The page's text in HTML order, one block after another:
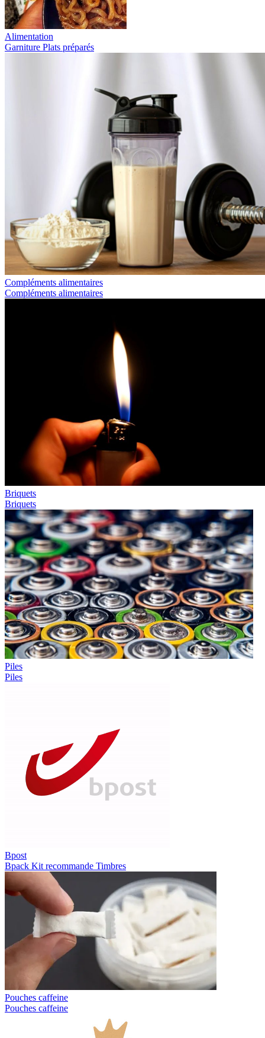
Alimentation
Garniture Plats préparés
Compléments alimentaires
Compléments alimentaires
Briquets
Briquets
Piles
Piles
Bpost
Bpack Kit recommande Timbres
Pouches caffeine
Pouches caffeine